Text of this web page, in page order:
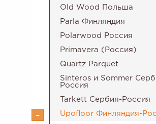
Old Wood Польша
Parla Финляндия
Polarwood Россия
Primavera (Россия)
Quartz Parquet
Sinteros и Sommer
Россия
Tarkett Сербия-Россия
Upofloor Финляндия-